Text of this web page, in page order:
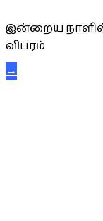
இன்றைய
விபரம்
→